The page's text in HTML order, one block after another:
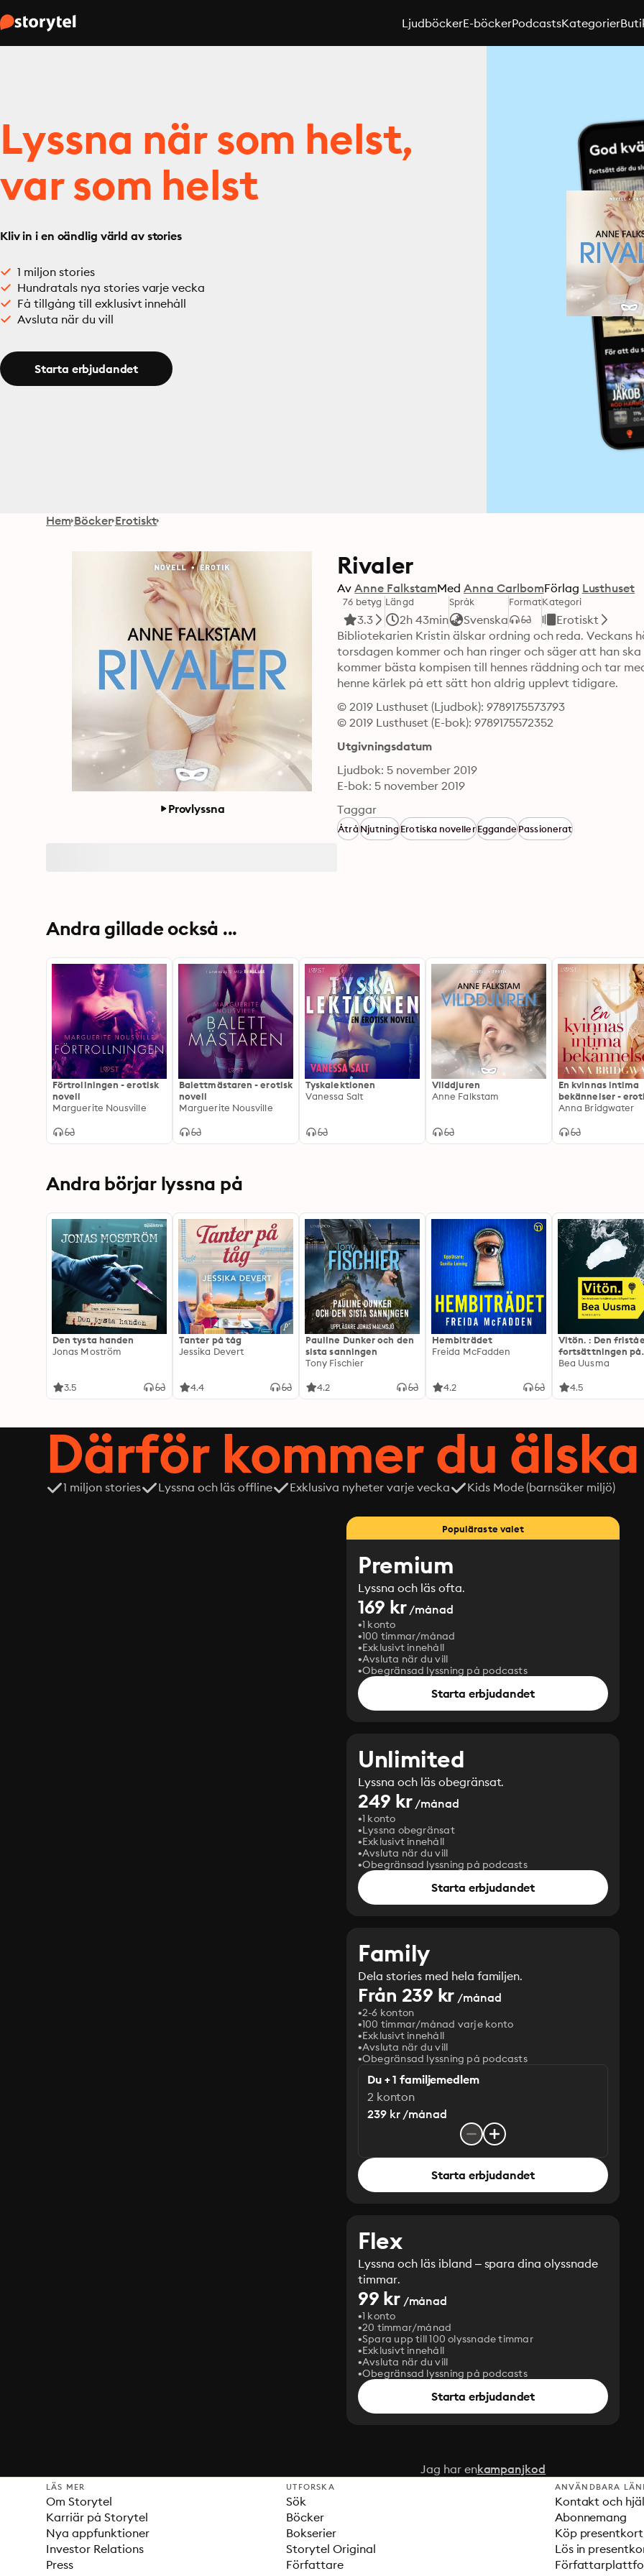
LjudböckerE-böckerPodcastsKategorier
Lyssna när som helst,
var som helst
Kliv in i en oändlig värld av stories
1 miljon stories
Hundratals nya stories varje vecka
Få tillgång till exklusivt innehåll
Avsluta när du vill
Starta erbjudandet
Hem Böcker Erotiskt
Provlyssna
Rivaler
Av Anne FalkstamMed Anna CarlbomFörlag Lusthuset
76 betyg
3.3
Längd
2h 43min
Språk
Svenska
FormatKategori
Erotiskt
Bibliotekarien Kristin älskar ordning och reda. Veckans
torsdagen kommer och han ringer och säger att han
kommer bästa kompisen till hennes räddning och tar
henne kärlek på ett sätt hon aldrig upplevt tidigare.
© 2019 Lusthuset (Ljudbok): 9789175573793
© 2019 Lusthuset (E-bok): 9789175572352
Utgivningsdatum
Ljudbok: 5 november 2019
E-bok: 5 november 2019
Taggar
ÅtråNjutningErotiska novellerEggandePassionerat
Andra gillade också ...
Förtrollningen - erotisk
novell
Marguerite Nousville
Balettmästaren - erotisk
novell
Marguerite Nousville
Tyskalektionen
Vanessa Salt
Vilddjuren
Anne Falkstam
En kvinnas intima
bekännelser -
novellsamling
Anna Bridgwater
Andra börjar lyssna på
Den tysta handen
Jonas Moström
3.5
Tanter på tåg
Jessika Devert
4.4
Pauline Dunker och den
sista sanningen
Tony Fischier
4.2
Hembiträdet
Freida McFadden
4.2
Vitön. : Den
fortsättningen på
Expeditionen
Bea Uusma
4.5
Därför kommer du
1 miljon stories Lyssna och läs offline Exklusiva nyheter varje vecka Kids Mode (barnsäker miljö)
Populäraste valet
Premium
Lyssna och läs ofta.
169 kr/månad
1 konto
100 timmar/månad
Exklusivt innehåll
Avsluta när du vill
Obegränsad lyssning på podcasts
Starta erbjudandet
Unlimited
Lyssna och läs obegränsat.
249 kr/månad
1 konto
Lyssna obegränsat
Exklusivt innehåll
Avsluta när du vill
Obegränsad lyssning på podcasts
Starta erbjudandet
Family
Dela stories med hela familjen.
Från 239 kr /månad
2-6 konton
100 timmar/månad varje konto
Exklusivt innehåll
Avsluta när du vill
Obegränsad lyssning på podcasts
Du + 1 familjemedlem
2 konton
239 kr /månad
Starta erbjudandet
Flex
Lyssna och läs ibland – spara dina olyssnade
timmar.
99 kr/månad
1 konto
20 timmar/månad
Spara upp till 100 olyssnade timmar
Exklusivt innehåll
Avsluta när du vill
Obegränsad lyssning på podcasts
Starta erbjudandet
Jag har enkampanjkod
LÄS MER
Om Storytel
Karriär på Storytel
Nya appfunktioner
Investor Relations
Press
UTFORSKA
Sök
Böcker
Bokserier
Storytel Original
Författare
ANVÄNDBARA
Kontakt och
Abonnemang
Köp presentkort
Lös in